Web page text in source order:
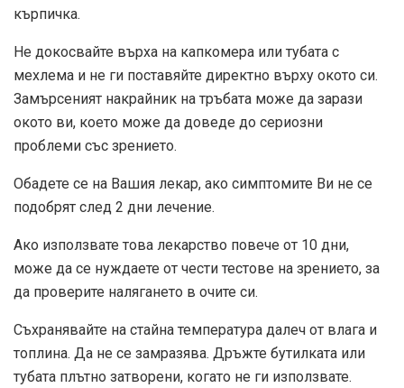
кърпичка.
Не докосвайте върха на капкомера или тубата с
мехлема и не ги поставяйте директно върху окото си.
Замърсеният накрайник на тръбата може да зарази
окото ви, което може да доведе до сериозни
проблеми със зрението.
Обадете се на Вашия лекар, ако симптомите Ви не се
подобрят след 2 дни лечение.
Ако използвате това лекарство повече от 10 дни,
може да се нуждаете от чести тестове на зрението, за
да проверите налягането в очите си.
Съхранявайте на стайна температура далеч от влага и
топлина. Да не се замразява. Дръжте бутилката или
тубата плътно затворени, когато не ги използвате.